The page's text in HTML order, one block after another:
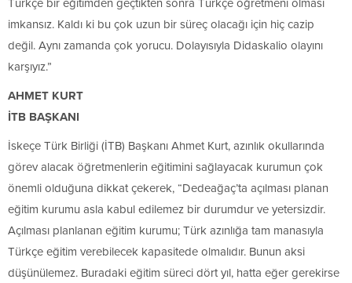
Türkçe bir eğitimden geçtikten sonra Türkçe öğretmeni olması
imkansız. Kaldı ki bu çok uzun bir süreç olacağı için hiç cazip
değil. Aynı zamanda çok yorucu. Dolayısıyla Didaskalio olayını
karşıyız.”
AHMET KURT
İTB BAŞKANI
İskeçe Türk Birliği (İTB) Başkanı Ahmet Kurt, azınlık okullarında
görev alacak öğretmenlerin eğitimini sağlayacak kurumun çok
önemli olduğuna dikkat çekerek, “Dedeağaç’ta açılması planan
eğitim kurumu asla kabul edilemez bir durumdur ve yetersizdir.
Açılması planlanan eğitim kurumu; Türk azınlığa tam manasıyla
Türkçe eğitim verebilecek kapasitede olmalıdır. Bunun aksi
düşünülemez. Buradaki eğitim süreci dört yıl, hatta eğer gerekirse